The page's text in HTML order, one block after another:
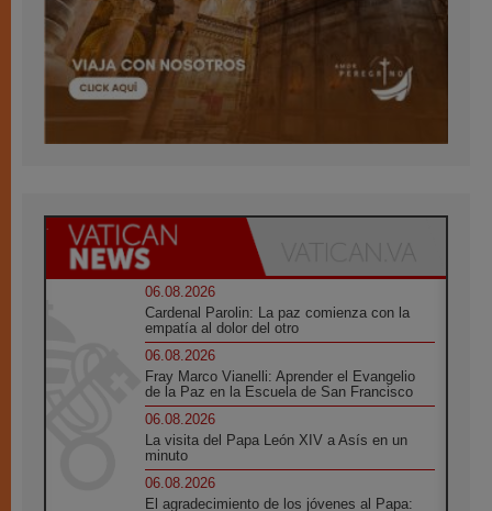
06.08.2026
Cardenal Parolin: La paz comienza con la
empatía al dolor del otro
06.08.2026
Fray Marco Vianelli: Aprender el Evangelio
de la Paz en la Escuela de San Francisco
06.08.2026
La visita del Papa León XIV a Asís en un
minuto
06.08.2026
El agradecimiento de los jóvenes al Papa: